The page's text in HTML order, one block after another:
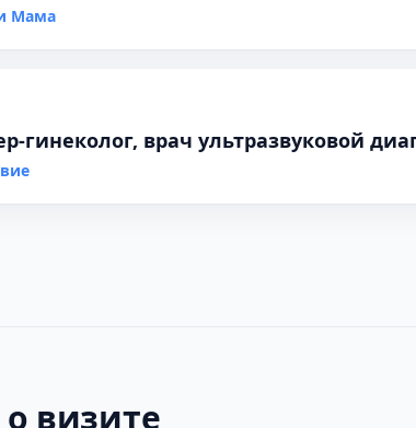
Мама
гинеколог, врач ультразвуковой
визите